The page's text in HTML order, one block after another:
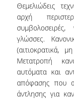
Θεμελιώδεις
αρχή
γλώσσες.
(αιτιοκρατικά,
Μετατροπή
αυτόματα και
απόφασης που
άντλησης για